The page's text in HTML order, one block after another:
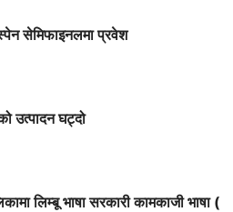
सेमिफाइनलमा प्रवेश
उत्पादन घट्दो
लिम्बू भाषा सरकारी कामकाजी भाषा (